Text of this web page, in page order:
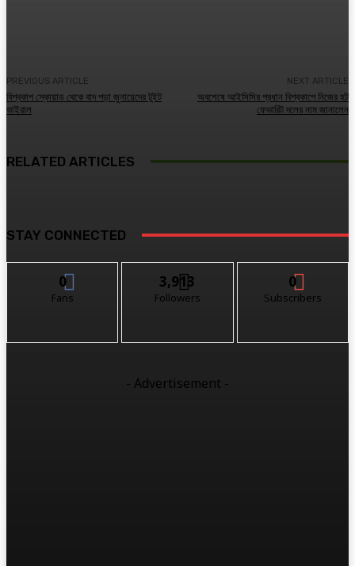
PREVIOUS ARTICLE
বিশ্বকাপ স্কোয়াড থেকে বাদ পড়া জুনায়েদের টুইট
ভাইরাল
NEXT ARTICLE
অবশেষে আইসিসির প্রধান বিশ্বকাপে নিজের হট
ফেভারিট দলের নাম জানালেন
RELATED ARTICLES
STAY CONNECTED
0
Fans
3,913
Followers
0
Subscribers
- Advertisement -